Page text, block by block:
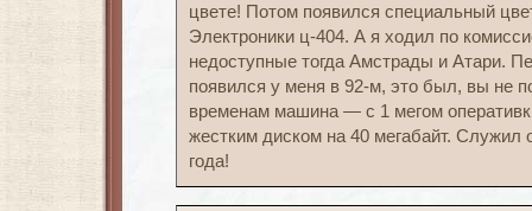
цвете! Потом появился специальный
Электроники ц-404. А я ходил по
недоступные тогда Амстрады и Атари.
появился у меня в 92-м, это был, вы не
временам машина — с 1 мегом
жестким диском на 40 мегабайт. Служил
года!